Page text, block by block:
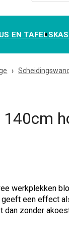
EN TAFELS
›
werkplekken
een effect
dan zonder